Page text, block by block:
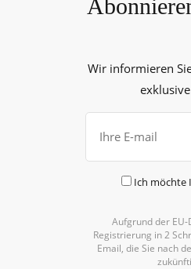
Wir informieren
Ich möchte
Aufgrund der
Registrierung in 2
Email, die Sie nach